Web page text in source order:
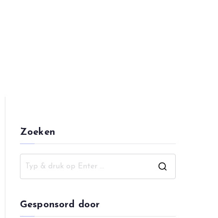
Zoeken
Gesponsord door